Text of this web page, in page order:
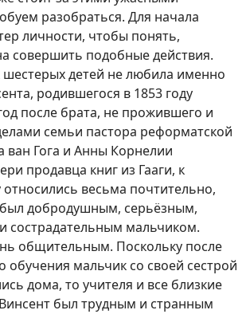
разобраться. Для начала
личности, чтобы понять,
совершить подобные действия.
шестерых детей не любила именно
родившегося в 1853 году
после брата, не прожившего и
семьи пастора реформатской
ван Гога и Анны Корнелии
продавца книг из Гааги, к
весьма почтительно,
добродушным, серьёзным,
сострадательным мальчиком.
общительным. Поскольку после
обучения мальчик со своей сестрой
дома, то учителя и все близкие
был трудным и странным